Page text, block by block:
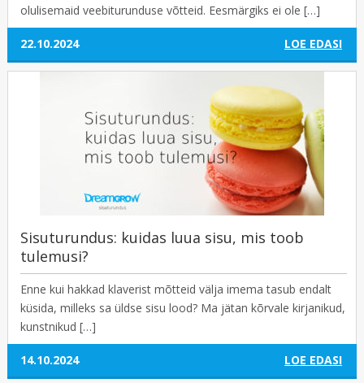
olulisemaid veebiturunduse võtteid. Eesmärgiks ei ole […]
22.10.2024 LOE EDASI
Sisuturundus: kuidas luua sisu, mis toob
tulemusi?
Enne kui hakkad klaverist mõtteid välja imema tasub endalt
küsida, milleks sa üldse sisu lood? Ma jätan kõrvale kirjanikud,
kunstnikud […]
14.10.2024 LOE EDASI